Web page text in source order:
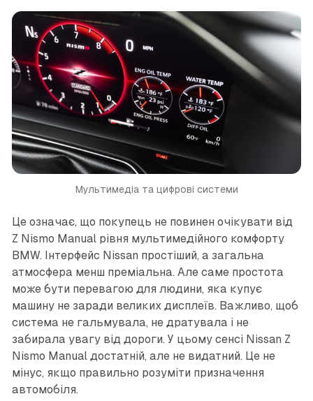
Мультимедіа та цифрові системи
Це означає, що покупець не повинен очікувати від
Z Nismo Manual рівня мультимедійного комфорту
BMW. Інтерфейс Nissan простіший, а загальна
атмосфера менш преміальна. Але саме простота
може бути перевагою для людини, яка купує
машину не заради великих дисплеїв. Важливо, щоб
система не гальмувала, не дратувала і не
забирала увагу від дороги. У цьому сенсі Nissan Z
Nismo Manual достатній, але не видатний. Це не
мінус, якщо правильно розуміти призначення
автомобіля.